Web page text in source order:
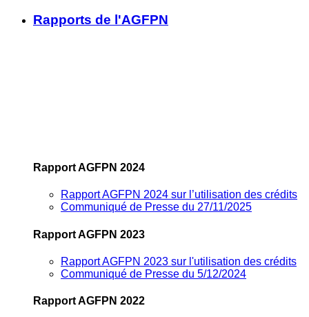
Rapports de l'AGFPN
Rapport AGFPN 2024
Rapport AGFPN 2024 sur l’utilisation des crédits
Communiqué de Presse du 27/11/2025
Rapport AGFPN 2023
Rapport AGFPN 2023 sur l'utilisation des crédits
Communiqué de Presse du 5/12/2024
Rapport AGFPN 2022